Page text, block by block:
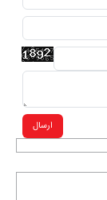
ارسال